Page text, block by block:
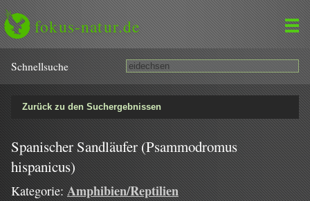
fokus-natur.de
Schnell­suche
Zurück zu den Suchergebnissen
Spanischer Sandläufer (Psammodromus
hispanicus)
Kategorie: Amphibien/Reptilien